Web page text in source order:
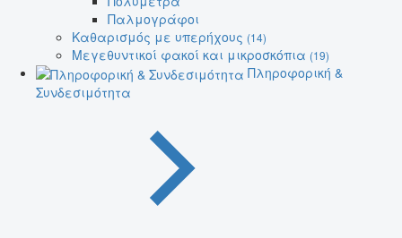
Παλμογράφοι
Καθαρισμός με υπερήχους (14)
Μεγεθυντικοί φακοί και μικροσκόπια (19)
Πληροφορική &
Συνδεσιμότητα